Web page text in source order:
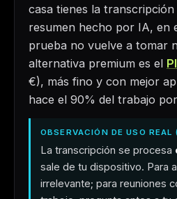
casa tienes la
resumen hecho por IA, en
prueba no vuelve a tomar
alternativa premium es el
€), más fino y con mejor
hace el 90% del trabajo
OBSERVACIÓN DE USO REAL
La transcripción se procesa
sale de tu dispositivo. Para
irrelevante; para reuniones